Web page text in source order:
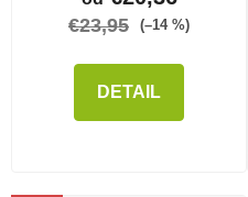
€23,95 (–14 %)
DETAIL